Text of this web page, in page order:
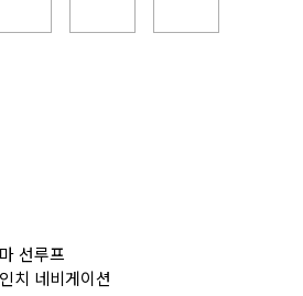
선루프
치 네비게이션